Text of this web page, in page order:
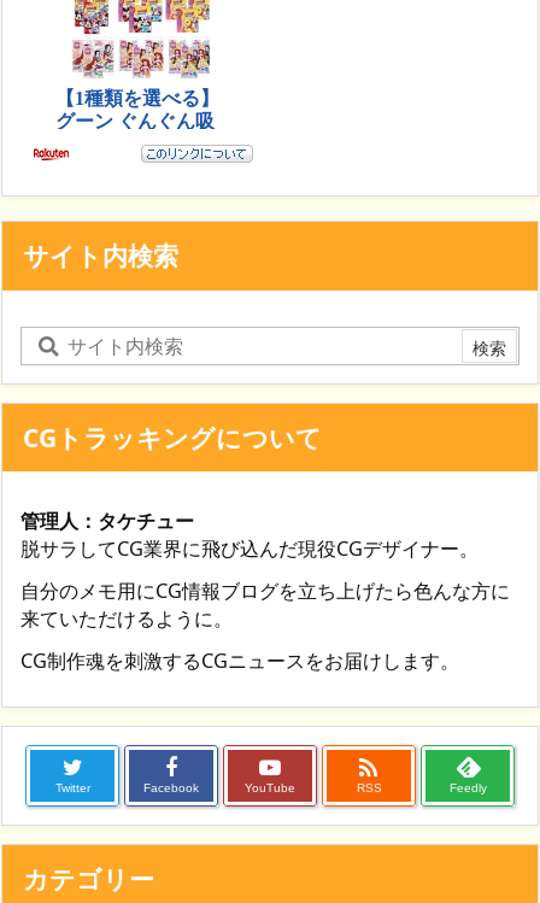
サイト内検索
CGトラッキングについて
管理人：タケチュー
脱サラしてCG業界に飛び込んだ現役CGデザイナー。
自分のメモ用にCG情報ブログを立ち上げたら色んな方に
来ていただけるように。
CG制作魂を刺激するCGニュースをお届けします。
Twitter Facebook YouTube

RSS Feedly
カテゴリー